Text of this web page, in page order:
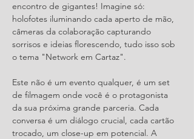
encontro de gigantes! Imagine só:
holofotes iluminando cada aperto de mão,
câmeras da colaboração capturando
sorrisos e ideias florescendo, tudo isso sob
o tema "Network em Cartaz".
Este não é um evento qualquer, é um set
de filmagem onde você é o protagonista
da sua próxima grande parceria. Cada
conversa é um diálogo crucial, cada cartão
trocado, um close-up em potencial. A